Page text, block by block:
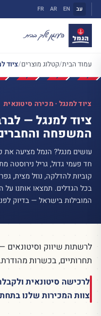
לתוכן
עב EN
AR
FR
עמוד הבית/קטלוג מוצרים/ציוד
ציוד למנגל · מכירה סיטונאית
ציוד למנגל —
המשפחה
עושים מנגל? הנמל מציעה את
חד פעמי גדול, גריל נירוסטה
קוביות להדלקה, נוזל מצית,
בכל הגדלים. תמצאו אותנו
המובילות בישראל — בדיוק
לרשתות שיווק וסיטונאים
תחרותיים, בכשרות מהודרת.
לרכישה סיטונאית
צוות המכירות שלנו